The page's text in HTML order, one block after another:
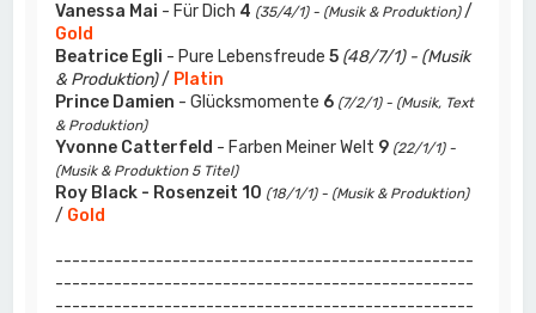
Vanessa Mai - Für Dich 4 (35/4/1) - (Musik & Produktion)/
Gold
Beatrice Egli - Pure Lebensfreude5 (48/7/1) - (Musik
& Produktion)/ Platin
Prince Damien - Glücksmomente 6 (7/2/1) - (Musik, Text
& Produktion)
Yvonne Catterfeld - Farben Meiner Welt 9 (22/1/1) -
(Musik & Produktion 5 Titel)
Roy Black - Rosenzeit 10 (18/1/1) - (Musik & Produktion)
/ Gold
--------------------------------------------------
--------------------------------------------------
--------------------------------------------------